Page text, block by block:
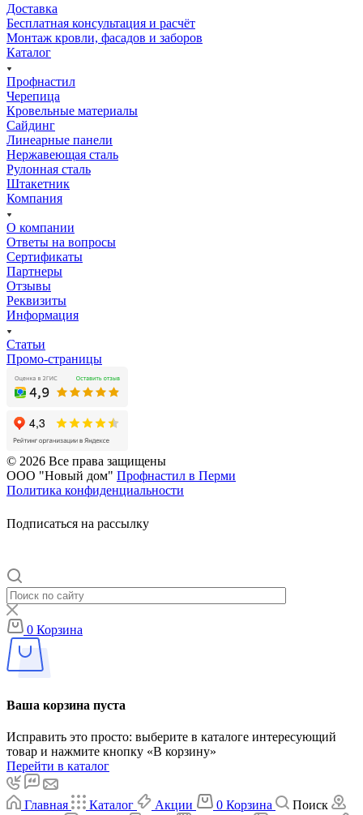
Доставка
Бесплатная консультация и расчёт
Монтаж кровли, фасадов и заборов
Каталог
Профнастил
Черепица
Кровельные материалы
Сайдинг
Линеарные панели
Нержавеющая сталь
Рулонная сталь
Штакетник
Компания
О компании
Ответы на вопросы
Сертификаты
Партнеры
Отзывы
Реквизиты
Информация
Статьи
Промо-страницы
© 2026 Все права защищены
ООО "Новый дом" Профнастил в Перми
Политика конфиденциальности
Подписаться на рассылку
0 Корзина
Ваша корзина пуста
Исправить это просто: выберите в каталоге интересующий
товар и нажмите кнопку «В корзину»
Перейти в каталог
Главная Каталог Акции 0 Корзина Поиск